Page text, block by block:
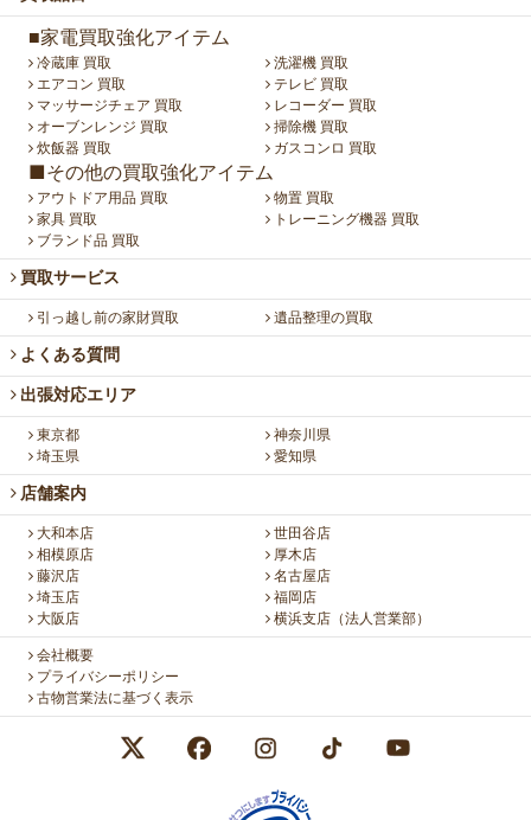
■家電買取強化アイテム
冷蔵庫 買取
洗濯機 買取
エアコン 買取
テレビ 買取
マッサージチェア 買取
レコーダー 買取
オーブンレンジ 買取
掃除機 買取
炊飯器 買取
ガスコンロ 買取
■その他の買取強化アイテム
アウトドア用品 買取
物置 買取
家具 買取
トレーニング機器 買取
ブランド品 買取
買取サービス
引っ越し前の家財買取 遺品整理の買取
よくある質問
出張対応エリア
東京都
神奈川県
埼玉県
愛知県
店舗案内
大和本店
世田谷店
相模原店
厚木店
藤沢店
名古屋店
埼玉店
福岡店
大阪店
横浜支店（法人営業部）
会社概要
プライバシーポリシー
古物営業法に基づく表示